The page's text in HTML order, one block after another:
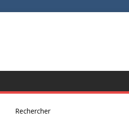
Rechercher